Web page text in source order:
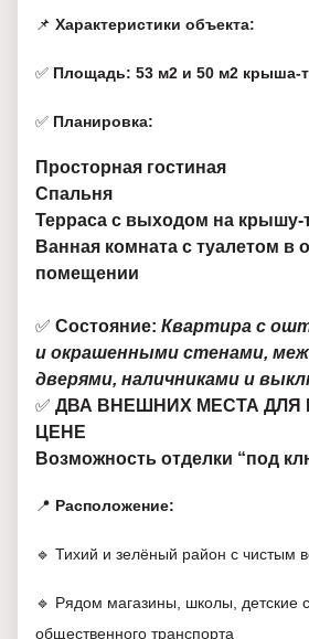
📌 Характеристики объекта:
✅ Площадь: 53 м2 и 50 м2 крыша-
✅ Планировка:
Просторная гостиная
Спальня
Терраса с выходом на крышу-
Ванная комната с туалетом в
помещении
✅ Состояние: Квартира с
и окрашенными стенами,
дверями, наличниками и
✅ ДВА ВНЕШНИХ МЕСТА ДЛЯ
ЦЕНЕ
Возможность отделки “под
📍 Расположение:
🔹 Тихий и зелёный район с чистым
🔹 Рядом магазины, школы, детские
общественного транспорта